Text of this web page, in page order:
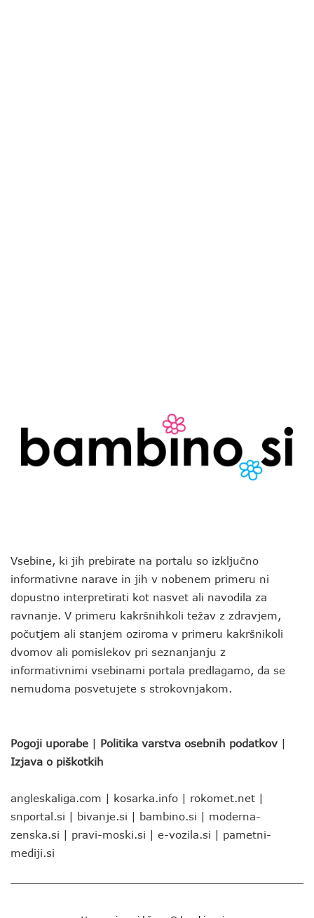
Vsebine, ki jih prebirate na portalu so izključno
informativne narave in jih v nobenem primeru ni
dopustno interpretirati kot nasvet ali navodila za
ravnanje. V primeru kakršnihkoli težav z zdravjem,
počutjem ali stanjem oziroma v primeru kakršnikoli
dvomov ali pomislekov pri seznanjanju z
informativnimi vsebinami portala predlagamo, da se
nemudoma posvetujete s strokovnjakom.
Pogoji uporabe | Politika varstva osebnih podatkov |
Izjava o piškotkih
angleskaliga.com | kosarka.info | rokomet.net |
snportal.si | bivanje.si | bambino.si | moderna-
zenska.si | pravi-moski.si | e-vozila.si | pametni-
mediji.si